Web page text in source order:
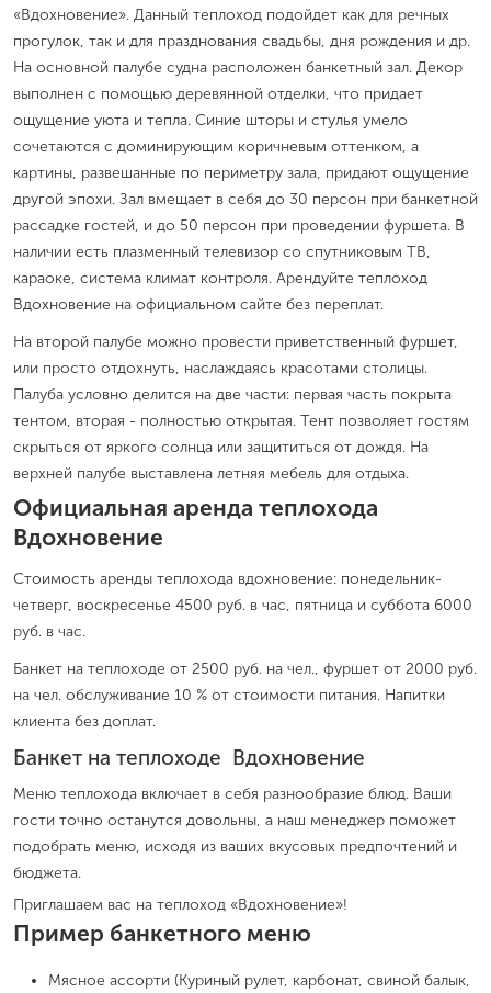
«Вдохновение». Данный теплоход подойдет как для речных
прогулок, так и для празднования свадьбы, дня рождения и др.
На основной палубе судна расположен банкетный зал. Декор
выполнен с помощью деревянной отделки, что придает
ощущение уюта и тепла. Синие шторы и стулья умело
сочетаются с доминирующим коричневым оттенком, а
картины, развешанные по периметру зала, придают ощущение
другой эпохи. Зал вмещает в себя до 30 персон при банкетной
рассадке гостей, и до 50 персон при проведении фуршета. В
наличии есть плазменный телевизор со спутниковым ТВ,
караоке, система климат контроля. Арендуйте теплоход
Вдохновение на официальном сайте без переплат.
На второй палубе можно провести приветственный фуршет,
или просто отдохнуть, наслаждаясь красотами столицы.
Палуба условно делится на две части: первая часть покрыта
тентом, вторая - полностью открытая. Тент позволяет гостям
скрыться от яркого солнца или защититься от дождя. На
верхней палубе выставлена летняя мебель для отдыха.
Официальная аренда теплохода
Вдохновение
Стоимость аренды теплохода вдохновение: понедельник-
четверг, воскресенье 4500 руб. в час, пятница и суббота 6000
руб. в час.
Банкет на теплоходе от 2500 руб. на чел., фуршет от 2000 руб.
на чел. обслуживание 10 % от стоимости питания. Напитки
клиента без доплат.
Банкет на теплоходе Вдохновение
Меню теплохода включает в себя разнообразие блюд. Ваши
гости точно останутся довольны, а наш менеджер поможет
подобрать меню, исходя из ваших вкусовых предпочтений и
бюджета.
Приглашаем вас на теплоход «Вдохновение»!
Пример банкетного меню
Мясное ассорти (Куриный рулет, карбонат, свиной балык,